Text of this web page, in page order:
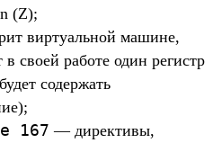
(Z);
виртуальной машине,
в своей работе один регистр
содержать
167 — директивы,